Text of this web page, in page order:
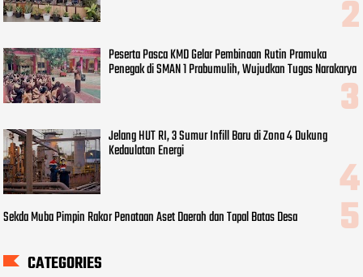
Peserta Pasca KMD Gelar Pembinaan Rutin Pramuka
Penegak di SMAN 1 Prabumulih, Wujudkan Tugas Narakarya
Jelang HUT RI, 3 Sumur Infill Baru di Zona 4 Dukung
Kedaulatan Energi
Sekda Muba Pimpin Rakor Penataan Aset Daerah dan Tapal Batas Desa
CATEGORIES